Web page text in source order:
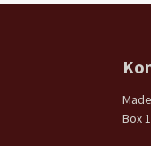
Box